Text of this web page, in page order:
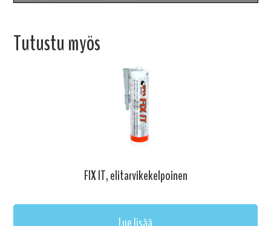
Tutustu myös
FIX IT, elitarvikekelpoinen